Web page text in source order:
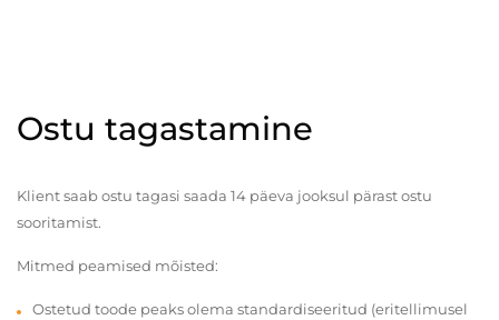
Ostu tagastamine
Klient saab ostu tagasi saada 14 päeva jooksul pärast ostu
sooritamist.
Mitmed peamised mõisted:
Ostetud toode peaks olema standardiseeritud (eritellimusel